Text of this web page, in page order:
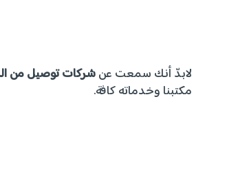
لابدّ أنك سمعت عنشركات توصيل من
مكتبنا وخدماته كافة.